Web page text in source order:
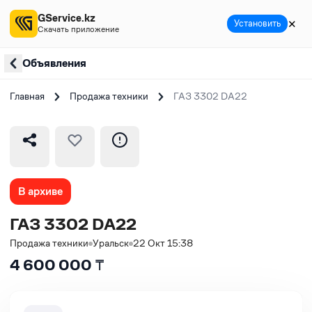
Объявления
Главная Продажа техники ГАЗ 3302 DA22
В архиве
ГАЗ 3302 DA22
Продажа техники Уральск 22 Окт 15:38
4 600 000 ₸
GService.kz
Скачать приложение Установить ✕